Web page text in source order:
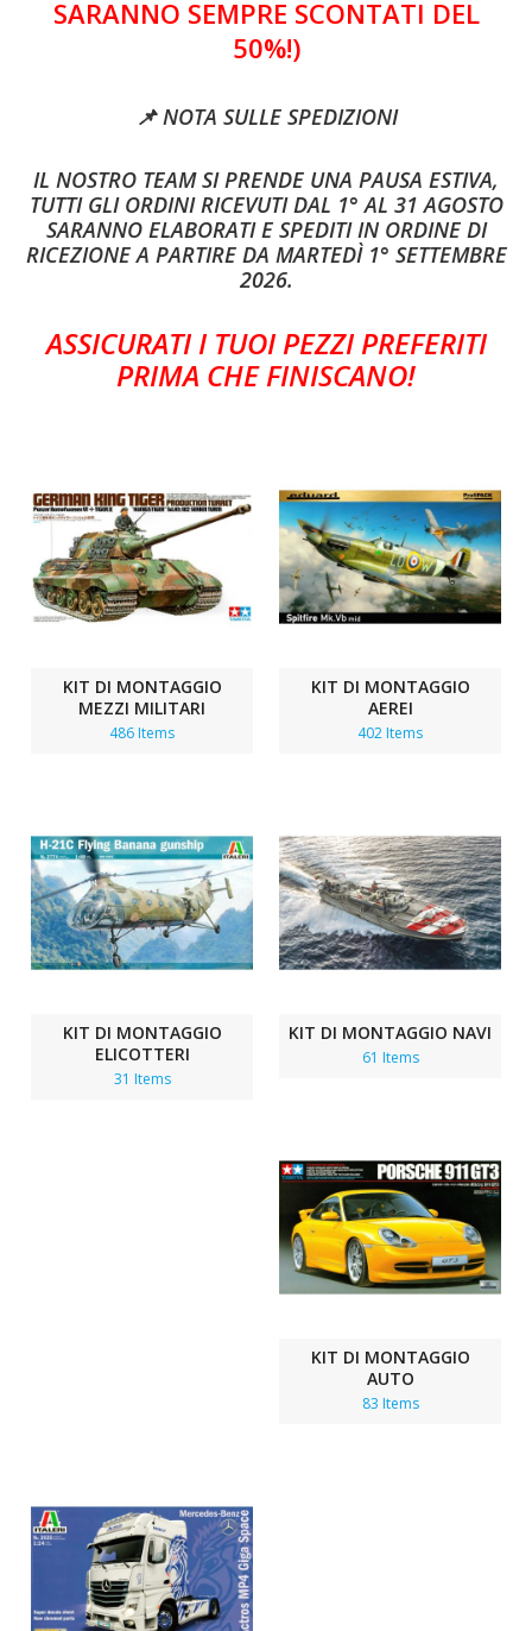
SARANNO SEMPRE SCONTATI DEL
50%!)
📌 NOTA SULLE SPEDIZIONI
IL NOSTRO TEAM SI PRENDE UNA PAUSA ESTIVA,
TUTTI GLI ORDINI RICEVUTI DAL 1° AL 31 AGOSTO
SARANNO ELABORATI E SPEDITI IN ORDINE DI
RICEZIONE A PARTIRE DA MARTEDÌ 1° SETTEMBRE
2026.
ASSICURATI I TUOI PEZZI PREFERITI
PRIMA CHE FINISCANO!
KIT DI MONTAGGIO
MEZZI MILITARI
486 Items
KIT DI MONTAGGIO
AEREI
402 Items
KIT DI MONTAGGIO
ELICOTTERI
31 Items
KIT DI MONTAGGIO NAVI
61 Items
KIT DI MONTAGGIO
AUTO
83 Items